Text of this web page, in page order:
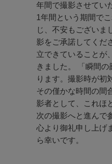
年間で撮影させてい
1年間という期間で
じ、不安もございま
影をご承諾してくだ
立できていることが
きました。 「瞬間
ります。撮影時が初
その僅かな時間の間
影者として、これほ
次の撮影へと進んで
心より御礼申し上げ
ら幸いです。